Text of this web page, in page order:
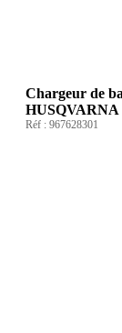
Chargeur de
HUSQVARNA
Réf : 967628301